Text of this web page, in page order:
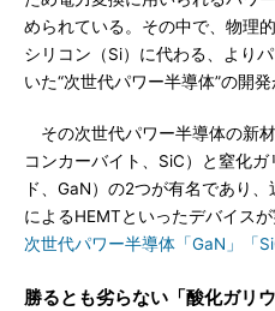
められている。その中で、物理
シリコン（Si）に代わる、より
いた“次世代パワー半導体”の開
その次世代パワー半導体の新
コンカーバイト、SiC）と窒化
ド、GaN）の2つが有名であり
によるHEMTといったデバイス
次世代パワー半導体「GaN」「
勝るとも劣らない「酸化ガリウ